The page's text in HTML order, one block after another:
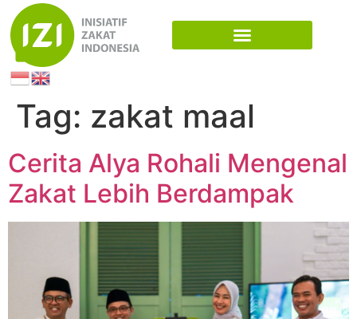
Tag: zakat maal
Cerita Alya Rohali Mengenal
Zakat Lebih Berdampak